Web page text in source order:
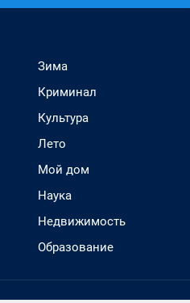
Зима
Криминал
Культура
Лето
Мой дом
Наука
Недвижимость
Образование